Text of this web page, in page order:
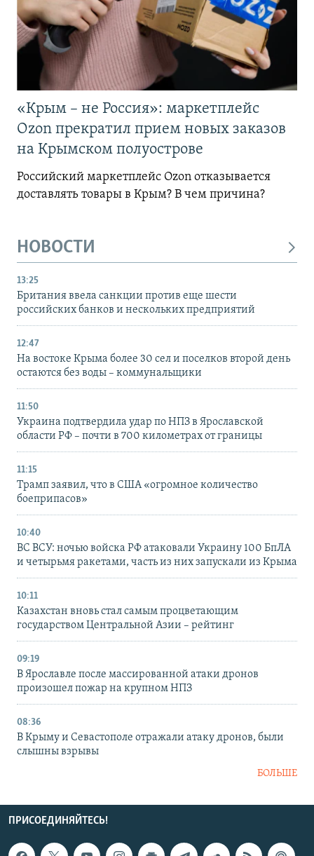
«Крым – не Россия»: маркетплейс
Ozon прекратил прием новых заказов
на Крымском полуострове
Российский маркетплейс Ozon отказывается
доставлять товары в Крым? В чем причина?
НОВОСТИ
13:25
Британия ввела санкции против еще шести
российских банков и нескольких предприятий
12:47
На востоке Крыма более 30 сел и поселков второй день
остаются без воды – коммунальщики
11:50
Украина подтвердила удар по НПЗ в Ярославской
области РФ – почти в 700 километрах от границы
11:15
Трамп заявил, что в США «огромное количество
боеприпасов»
10:40
ВС ВСУ: ночью войска РФ атаковали Украину 100 БпЛА
и четырьмя ракетами, часть из них запускали из Крыма
10:11
Казахстан вновь стал самым процветающим
государством Центральной Азии – рейтинг
09:19
В Ярославле после массированной атаки дронов
произошел пожар на крупном НПЗ
08:36
В Крыму и Севастополе отражали атаку дронов, были
слышны взрывы
БОЛЬШЕ
ПРИСОЕДИНЯЙТЕСЬ!